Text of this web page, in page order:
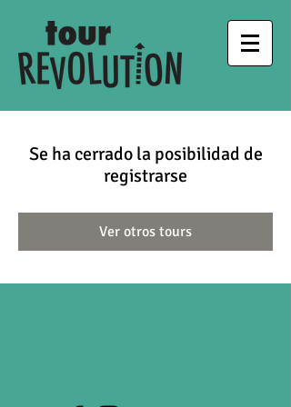
Se ha cerrado la posibilidad de
registrarse
Ver otros tours